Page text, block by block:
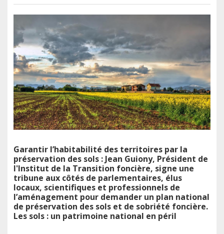
Garantir l’habitabilité des territoires par la
préservation des sols : Jean Guiony, Président de
l'Institut de la Transition foncière, signe une
tribune aux côtés de parlementaires, élus
locaux, scientifiques et professionnels de
l’aménagement pour demander un plan national
de préservation des sols et de sobriété foncière.
Les sols : un patrimoine national en péril